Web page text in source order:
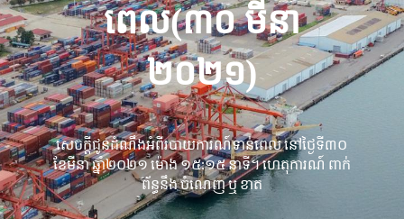
ពេល(៣០ មីនា
២០២១)
សេចក្ដីជូនដំណឹងអំពីរបាយការណ៍ទាន់ពេល នៅថ្ងៃទី៣០
ខែមីនា ឆ្នាំ២០២១ ម៉ោង ១៥:១៥ នាទី។ ហេតុការណ៍ ពាក់
ព័ន្ធនឹង ចំណេញ ឬ ខាត